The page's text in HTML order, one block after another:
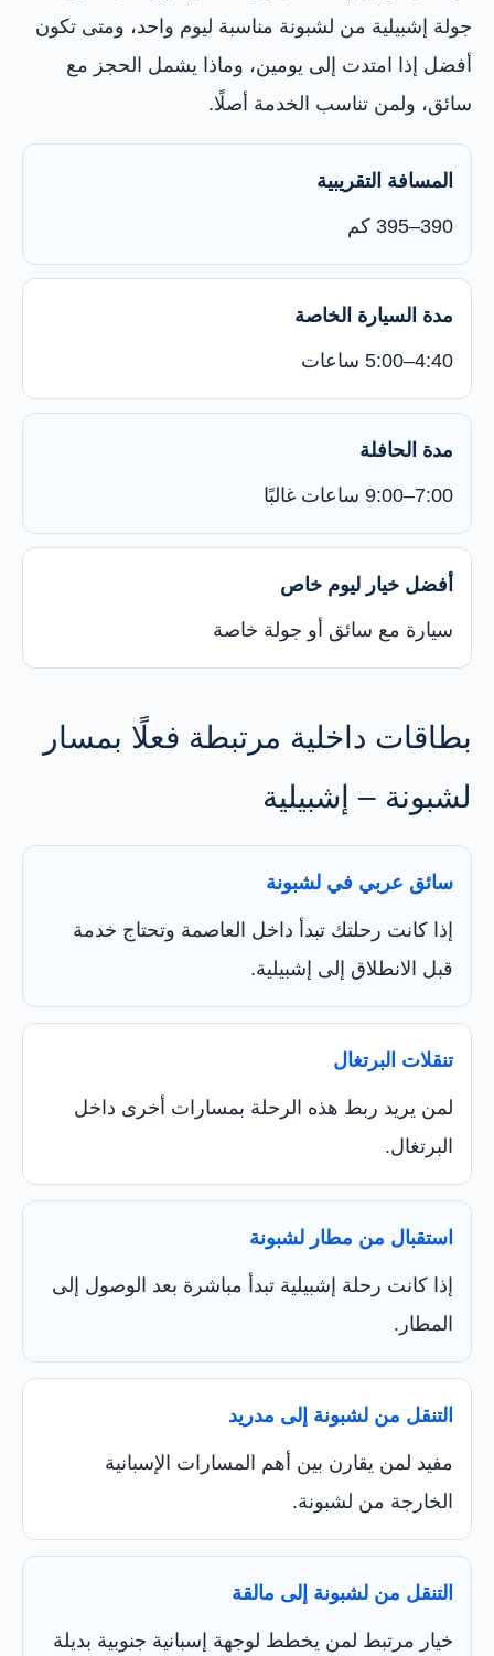
جولة إشبيلية من لشبونة مناسبة ليوم واحد، ومتى تكون
أفضل إذا امتدت إلى يومين، وماذا يشمل الحجز مع
سائق، ولمن تناسب الخدمة أصلًا.
المسافة التقريبية
390–395 كم
مدة السيارة الخاصة
4:40–5:00 ساعات
مدة الحافلة
7:00–9:00 ساعات غالبًا
أفضل خيار ليوم خاص
سيارة مع سائق أو جولة خاصة
بطاقات داخلية مرتبطة فعلًا بمسار
لشبونة – إشبيلية
سائق عربي في لشبونة
إذا كانت رحلتك تبدأ داخل العاصمة وتحتاج خدمة
قبل الانطلاق إلى إشبيلية.
تنقلات البرتغال
لمن يريد ربط هذه الرحلة بمسارات أخرى داخل
البرتغال.
استقبال من مطار لشبونة
إذا كانت رحلة إشبيلية تبدأ مباشرة بعد الوصول إلى
المطار.
التنقل من لشبونة إلى مدريد
مفيد لمن يقارن بين أهم المسارات الإسبانية
الخارجة من لشبونة.
التنقل من لشبونة إلى مالقة
خيار مرتبط لمن يخطط لوجهة إسبانية جنوبية بديلة